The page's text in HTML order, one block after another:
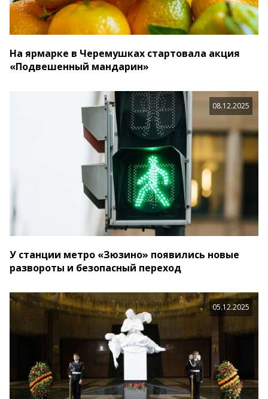
На ярмарке в Черемушках стартовала акция
«Подвешенный мандарин»
08.12.2025
У станции метро «Зюзино» появились новые
развороты и безопасный переход
05.12.2025